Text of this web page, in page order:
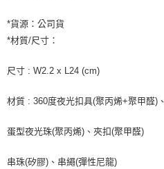
*貨源：公司貨
*材質/尺寸：
尺寸 : W2.2 x L24 (cm)
材質 : 360度夜光扣具(聚丙烯+聚甲醛)、
蛋型夜光珠(聚丙烯)、夾扣(聚甲醛)
串珠(矽膠)、串繩(彈性尼龍)